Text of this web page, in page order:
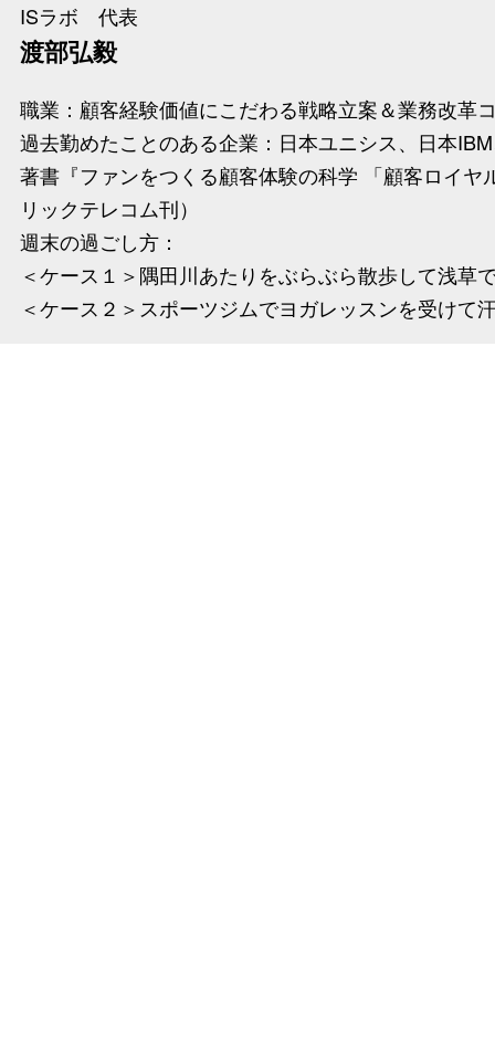
ISラボ 代表
渡部弘毅
職業：顧客経験価値にこだわる戦略立案＆業務改革
過去勤めたことのある企業：日本ユニシス、日本
著書『ファンをつくる顧客体験の科学 「顧客ロイ
リックテレコム刊）
週末の過ごし方：
＜ケース１＞隅田川あたりをぶらぶら散歩して浅草
＜ケース２＞スポーツジムでヨガレッスンを受けて